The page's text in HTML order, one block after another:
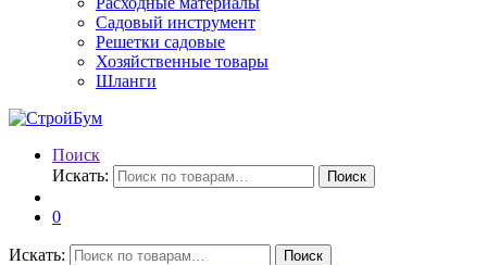
Садовый инструмент
Решетки садовые
Хозяйственные товары
Шланги
Поиск
Искать:
Поиск
0
Искать: Поиск